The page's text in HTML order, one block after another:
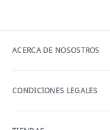
ACERCA DE NOSOSTROS
CONDICIONES LEGALES